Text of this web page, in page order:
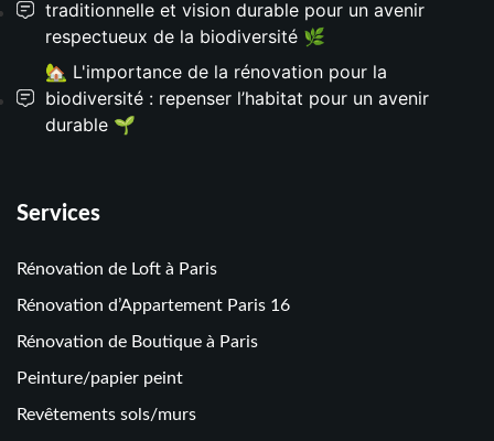
traditionnelle et vision durable pour un avenir
respectueux de la biodiversité 🌿
🏡 L'importance de la rénovation pour la
biodiversité : repenser l’habitat pour un avenir
durable 🌱
Services
Rénovation de Loft à Paris
Rénovation d’Appartement Paris 16
Rénovation de Boutique à Paris
Peinture/papier peint
Revêtements sols/murs